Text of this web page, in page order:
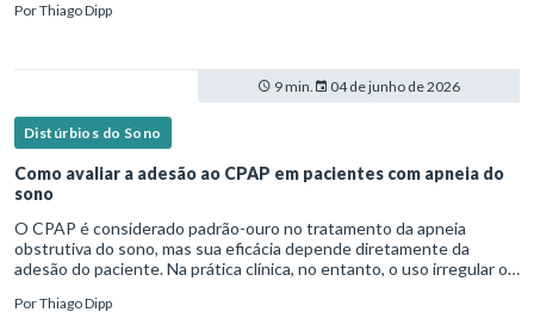
cená
PorThiago Dipp
9 min. 04 de junho de 2026
Distúrbios do Sono
Como avaliar a adesão ao CPAP em pacientes com apneia do
sono
O CPAP é considerado padrão-ouro no tratamento da apneia
obstrutiva do sono, mas sua eficácia depende diretamente da
adesão do paciente. Na prática clínica, no entanto, o uso irregular ou
PorThiago Dipp